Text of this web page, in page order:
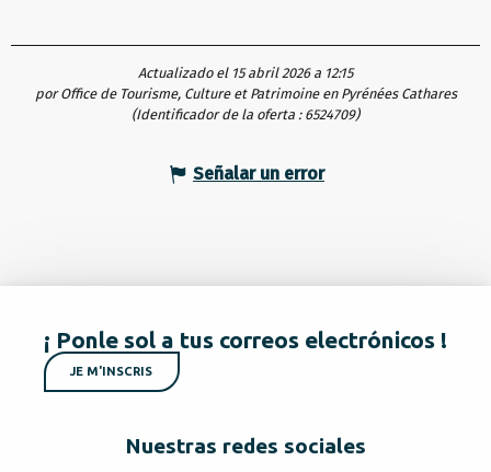
Actualizado el 15 abril 2026 a 12:15
por Office de Tourisme, Culture et Patrimoine en Pyrénées Cathares
(Identificador de la oferta : 6524709)
Señalar un error
¡ Ponle sol a tus correos electrónicos !
JE M'INSCRIS
Nuestras redes sociales